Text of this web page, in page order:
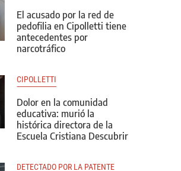
El acusado por la red de
pedofilia en Cipolletti tiene
antecedentes por
narcotráfico
CIPOLLETTI
Dolor en la comunidad
educativa: murió la
histórica directora de la
Escuela Cristiana Descubrir
DETECTADO POR LA PATENTE